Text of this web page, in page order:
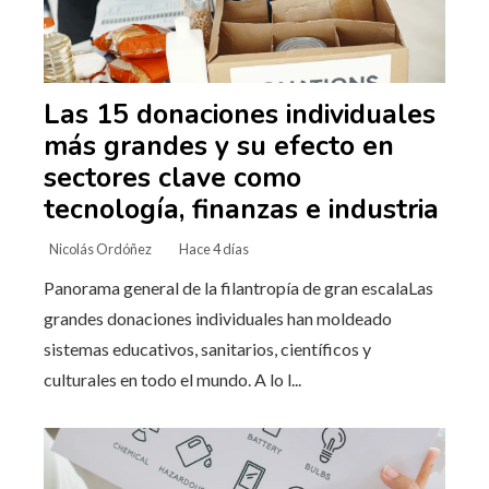
Las 15 donaciones individuales
más grandes y su efecto en
sectores clave como
tecnología, finanzas e industria
Nicolás Ordóñez Hace 4 días
Panorama general de la filantropía de gran escalaLas
grandes donaciones individuales han moldeado
sistemas educativos, sanitarios, científicos y
culturales en todo el mundo. A lo l...